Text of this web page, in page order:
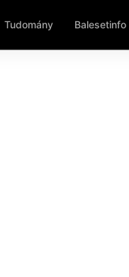
Tudomány Balesetinfo